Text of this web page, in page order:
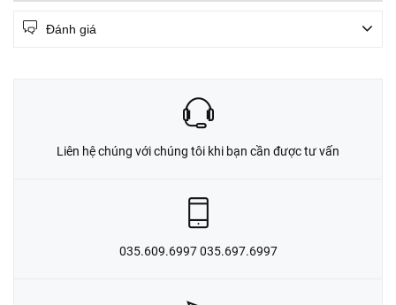
Đánh giá
Liên hệ chúng với chúng tôi khi bạn cần được tư vấn
035.609.6997 035.697.6997